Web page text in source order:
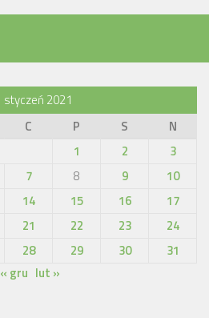
styczeń 2021
C P S
N
1
2
3
7 8 9
10
14 15 16
17
21 22 23
24
28 29 30
31
« gru lut »